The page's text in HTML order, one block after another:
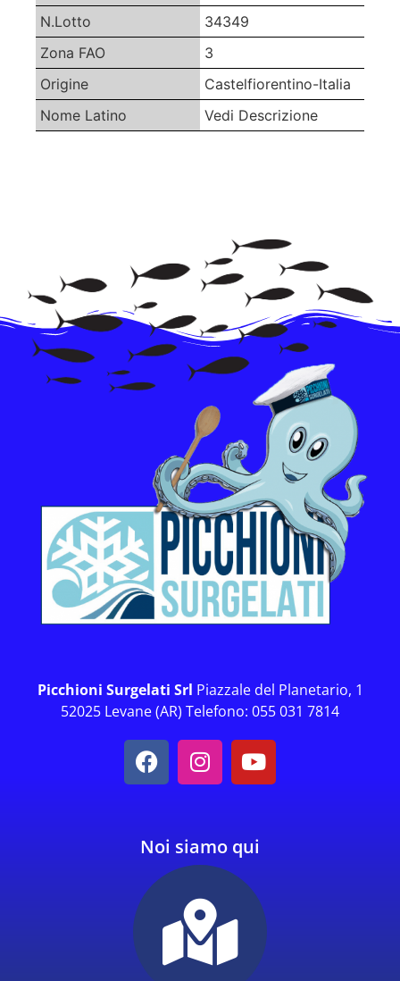
N.Lotto
34349
Zona FAO
3
Origine
Castelfiorentino-Italia
Nome Latino
Vedi Descrizione
Picchioni Surgelati Srl Piazzale del Planetario, 1
52025 Levane (AR) Telefono: 055 031 7814
Noi siamo qui